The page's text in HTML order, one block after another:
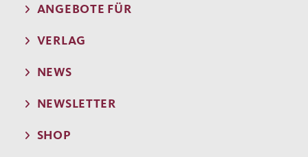
ANGEBOTE FÜR
VERLAG
NEWS
NEWSLETTER
SHOP